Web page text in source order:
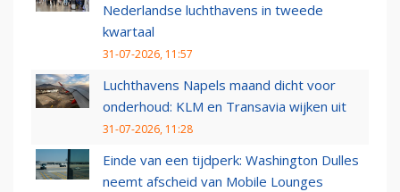
Nederlandse luchthavens in tweede
kwartaal
31-07-2026, 11:57
Luchthavens Napels maand dicht voor
onderhoud: KLM en Transavia wijken uit
31-07-2026, 11:28
Einde van een tijdperk: Washington Dulles
neemt afscheid van Mobile Lounges